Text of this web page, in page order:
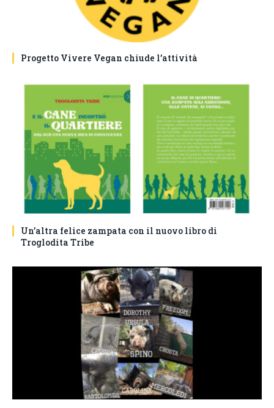
Progetto Vivere Vegan chiude l’attività
Un’altra felice zampata con il nuovo libro di
Troglodita Tribe